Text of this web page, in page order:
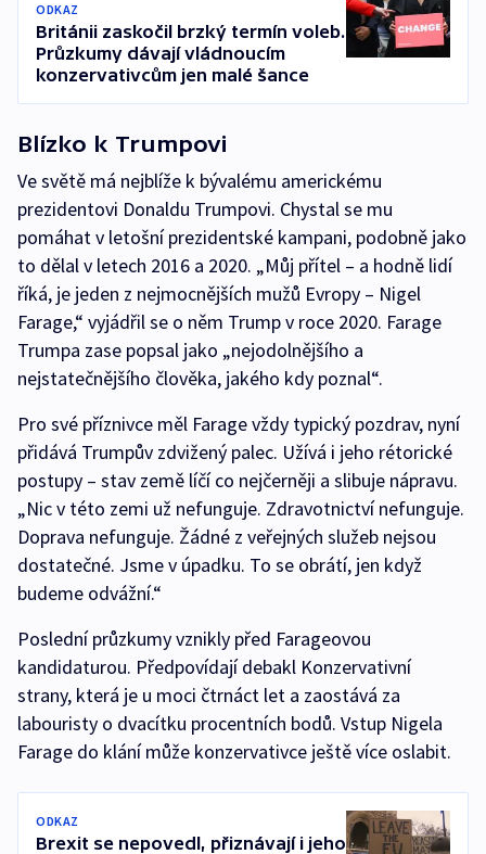
ODKAZ
Británii zaskočil brzký termín voleb.
Průzkumy dávají vládnoucím
konzervativcům jen malé šance
Blízko k Trumpovi
Ve světě má nejblíže k bývalému americkému
prezidentovi Donaldu Trumpovi. Chystal se mu
pomáhat v letošní prezidentské kampani, podobně jako
to dělal v letech 2016 a 2020. „Můj přítel – a hodně lidí
říká, je jeden z nejmocnějších mužů Evropy – Nigel
Farage,“ vyjádřil se o něm Trump v roce 2020. Farage
Trumpa zase popsal jako „nejodolnějšího a
nejstatečnějšího člověka, jakého kdy poznal“.
Pro své příznivce měl Farage vždy typický pozdrav, nyní
přidává Trumpův zdvižený palec. Užívá i jeho rétorické
postupy – stav země líčí co nejčerněji a slibuje nápravu.
„Nic v této zemi už nefunguje. Zdravotnictví nefunguje.
Doprava nefunguje. Žádné z veřejných služeb nejsou
dostatečné. Jsme v úpadku. To se obrátí, jen když
budeme odvážní.“
Poslední průzkumy vznikly před Farageovou
kandidaturou. Předpovídají debakl Konzervativní
strany, která je u moci čtrnáct let a zaostává za
labouristy o dvacítku procentních bodů. Vstup Nigela
Farage do klání může konzervativce ještě více oslabit.
ODKAZ
Brexit se nepovedl, přiznávají i jeho